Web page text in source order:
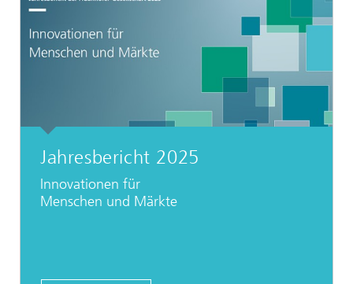
Jahresbericht 2025
Innovationen für
Menschen und Märkte